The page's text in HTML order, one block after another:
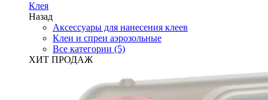
Клея
Назад
Аксессуары для нанесения клеев
Клеи и спреи аэрозольные
Все категории (5)
ХИТ ПРОДАЖ